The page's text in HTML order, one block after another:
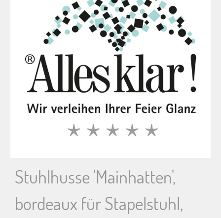
a
h
Stuhlhusse 'Mainhatten',
bordeaux für Stapelstuhl,